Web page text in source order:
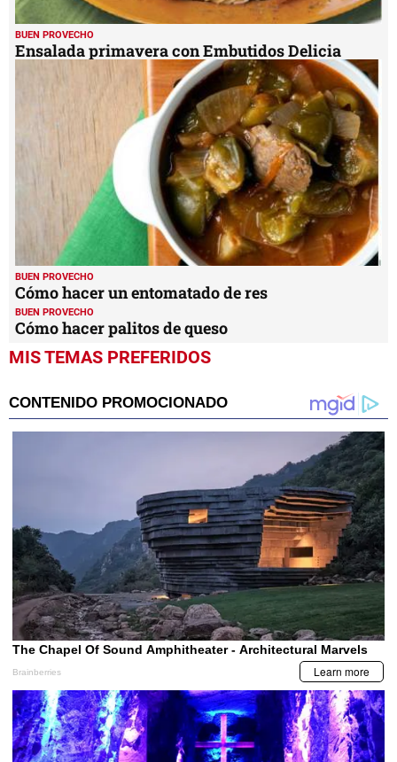
BUEN PROVECHO
Ensalada primavera con Embutidos Delicia
BUEN PROVECHO
Cómo hacer un entomatado de res
BUEN PROVECHO
Cómo hacer palitos de queso
MIS TEMAS PREFERIDOS